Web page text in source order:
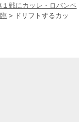
戦にカッレ・ロバンペ
> ドリフトするカッ